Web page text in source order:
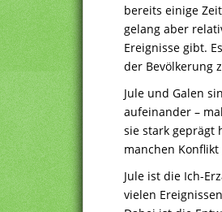
bereits einige
gelang aber
Ereignisse gibt.
der Bevölkerung
Jule und Galen
aufeinander –
sie stark geprägt
manchen Konflikt
Jule ist die Ich-
vielen